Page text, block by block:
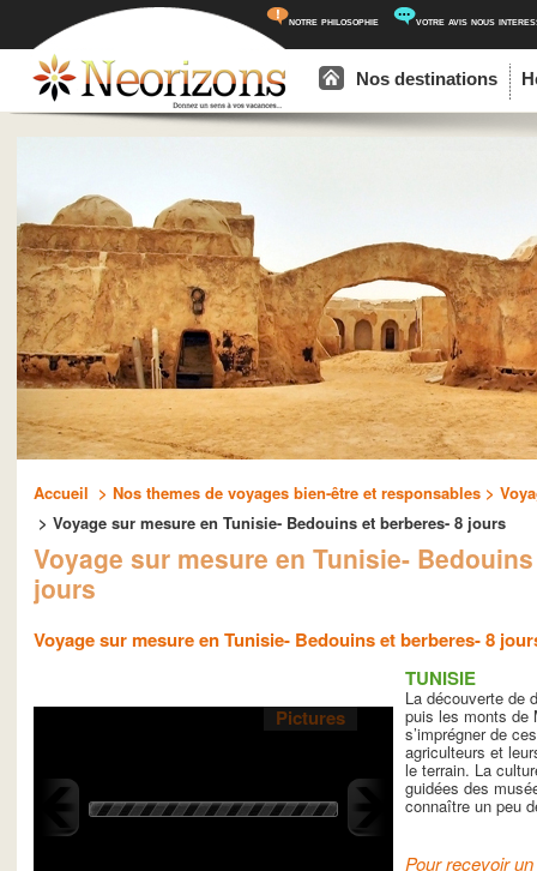
notre philosophie votre avis nous
Aller au contenu principal
Aller au contenu secondaire
Nos destinations
Accueil > Nos themes de voyages bien-être et responsables >
> Voyage sur mesure en Tunisie- Bedouins et berberes- 8 jours
Voyage sur mesure en Tunisie-
jours
Voyage sur mesure en Tunisie- Bedouins et berberes- 8
Pictures
TUNISIE
La découverte de
puis les monts de
s’imprégner de
agriculteurs et
le terrain. La
guidées des
connaître un peu
Pour recevoir